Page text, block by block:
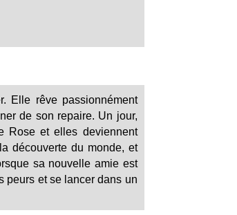
Elle rêve passionnément
de son repaire. Un jour,
Rose et elles deviennent
découverte du monde, et
sa nouvelle amie est
peurs et se lancer dans un